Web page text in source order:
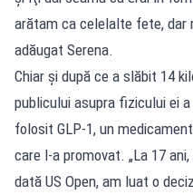
arătam ca celelalte fete, dar
adăugat Serena.
Chiar și după ce a slăbit 14
publicului asupra fizicului ei
folosit GLP-1, un
care l-a promovat. „La 17
dată US Open, am luat o